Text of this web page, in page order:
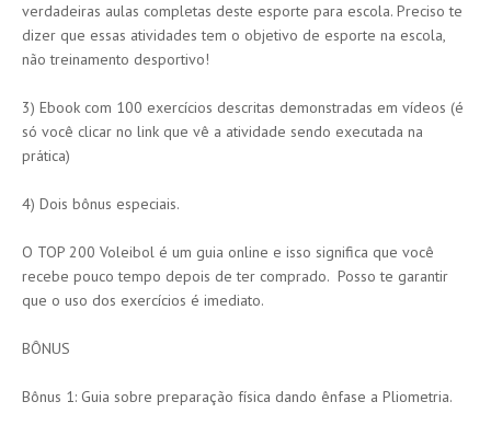
verdadeiras aulas completas deste esporte para escola. Preciso te
dizer que essas atividades tem o objetivo de esporte na escola,
não treinamento desportivo!
3) Ebook com 100 exercícios descritas demonstradas em vídeos (é
só você clicar no link que vê a atividade sendo executada na
prática)
4) Dois bônus especiais.
O TOP 200 Voleibol é um guia online e isso significa que você
recebe pouco tempo depois de ter comprado. Posso te garantir
que o uso dos exercícios é imediato.
BÔNUS
Bônus 1: Guia sobre preparação física dando ênfase a Pliometria.